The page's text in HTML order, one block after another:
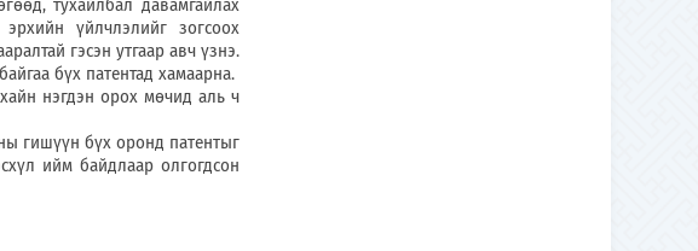
тухайлбал давамгайлах
үйлчлэлийг зогсоох
гэсэн утгаар авч үзнэ.
бүх патентад хамаарна.
нэгдэн орох мөчид аль ч
гишүүн бүх оронд патентыг
ийм байдлаар олгогдсон